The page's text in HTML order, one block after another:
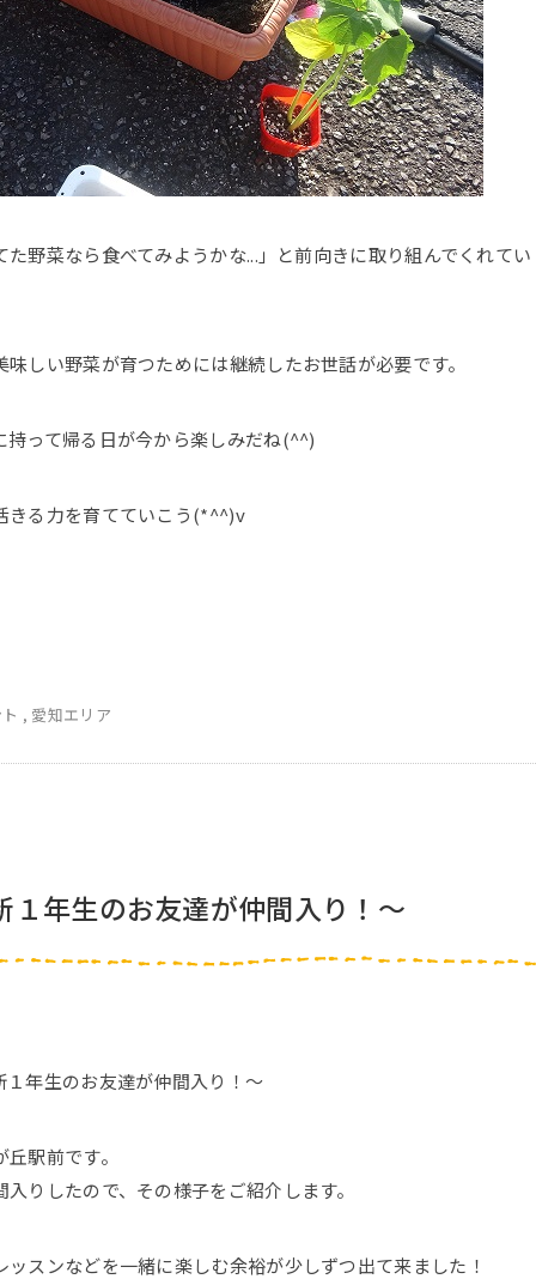
野菜なら食べてみようかな...」と前向きに取り組んでくれてい
しい野菜が育つためには継続したお世話が必要です。
って帰る日が今から楽しみだね(^^)
きる力を育てていこう(*^^)v
, 愛知エリア
１年生のお友達が仲間入り！～
１年生のお友達が仲間入り！～
駅前です。
りしたので、その様子をご紹介します。
スンなどを一緒に楽しむ余裕が少しずつ出て来ました！